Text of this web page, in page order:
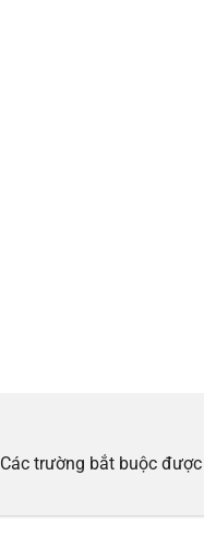
Các trường bắt buộc